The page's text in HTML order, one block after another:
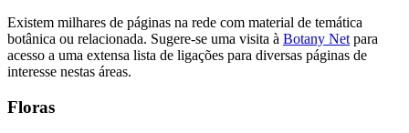
Existem milhares de páginas na rede com material de temática
botânica ou relacionada. Sugere-se uma visita à Botany Net para
acesso a uma extensa lista de ligações para diversas páginas de
interesse nestas áreas.
Floras